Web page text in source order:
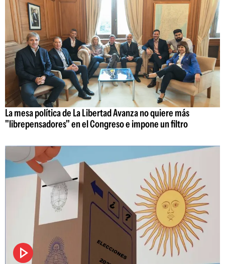
La mesa política de La Libertad Avanza no quiere más
"librepensadores" en el Congreso e impone un filtro